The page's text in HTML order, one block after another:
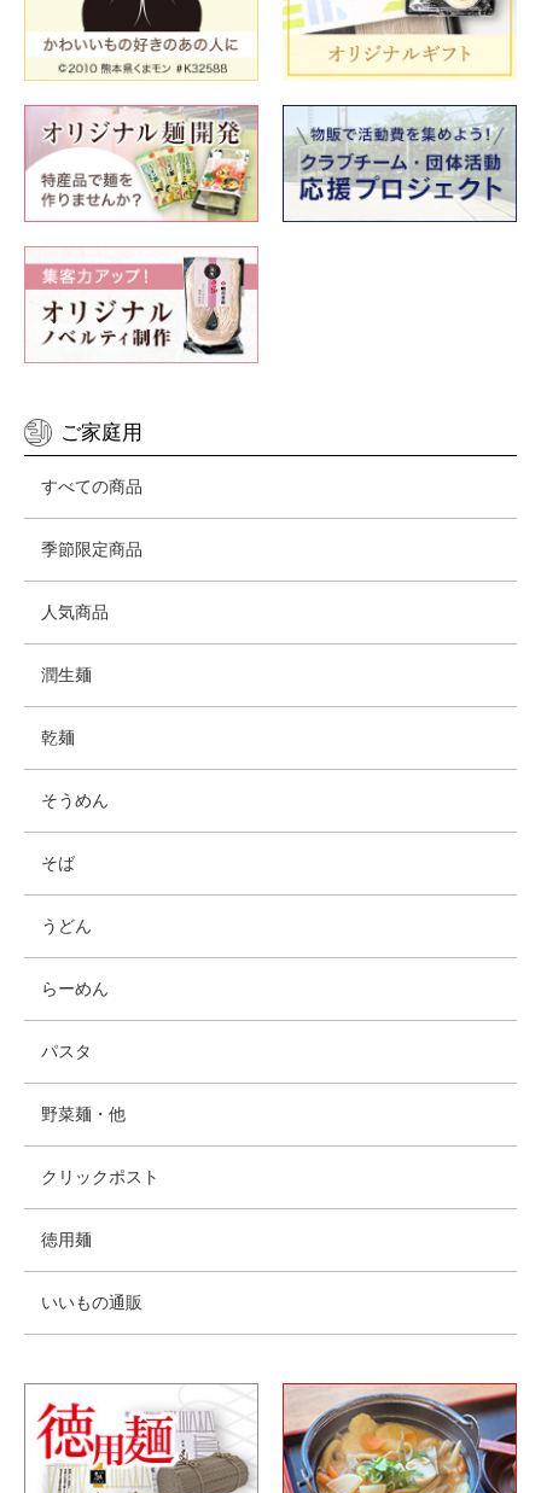
ご家庭用
すべての商品
季節限定商品
人気商品
潤生麺
乾麺
そうめん
そば
うどん
らーめん
パスタ
野菜麺・他
クリックポスト
徳用麺
いいもの通販